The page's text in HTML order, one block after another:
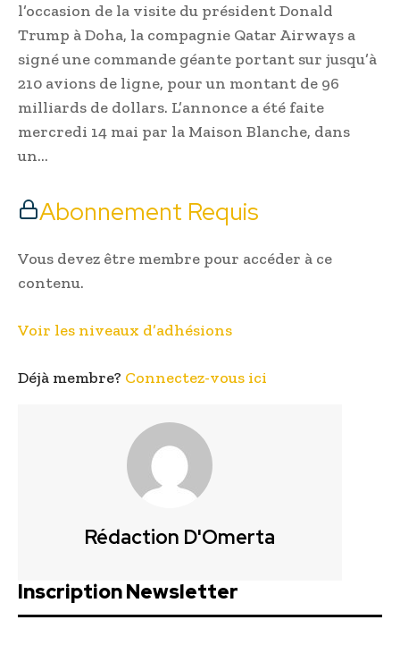
l’occasion de la visite du président Donald
Trump à Doha, la compagnie Qatar Airways a
signé une commande géante portant sur jusqu’à
210 avions de ligne, pour un montant de 96
milliards de dollars. L’annonce a été faite
mercredi 14 mai par la Maison Blanche, dans
un…
Abonnement Requis
Vous devez être membre pour accéder à ce
contenu.
Voir les niveaux d’adhésions
Déjà membre? Connectez-vous ici
Rédaction D'Omerta
Inscription Newsletter